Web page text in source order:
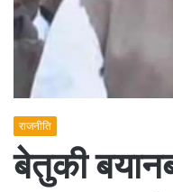
राजनीति
बेतुकी